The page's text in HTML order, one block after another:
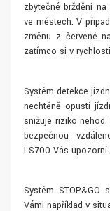
zbytečné brždění
ve městech. V
změnu z červené
zatímco si v
Systém detekce
nechtěně opustí
snižuje riziko
bezpečnou
LS700 Vás
Systém
Vámi například v